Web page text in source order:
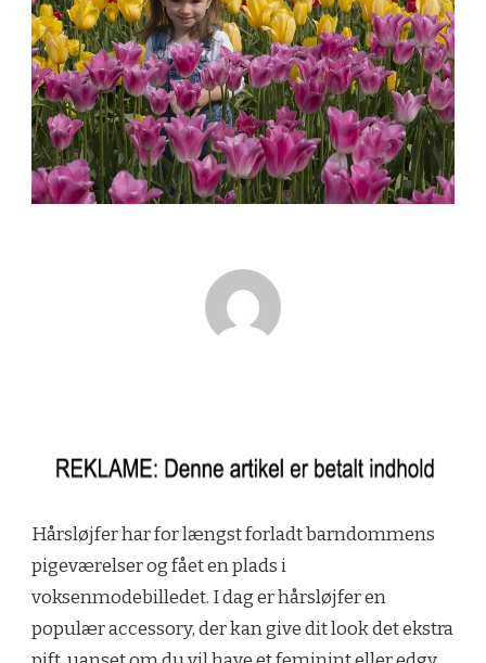
Hårsløjfer har for længst forladt barndommens
pigeværelser og fået en plads i
voksenmodebilledet. I dag er hårsløjfer en
populær accessory, der kan give dit look det ekstra